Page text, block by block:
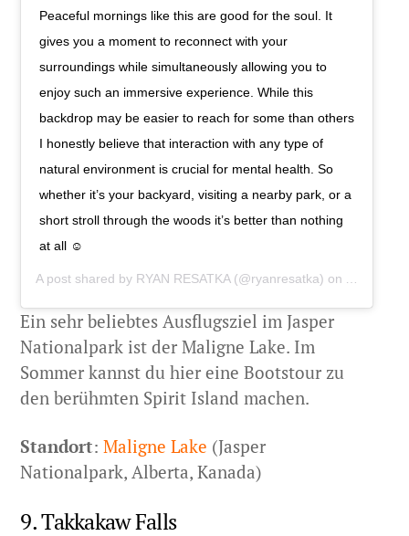
Peaceful mornings like this are good for the soul. It
gives you a moment to reconnect with your
surroundings while simultaneously allowing you to
enjoy such an immersive experience. While this
backdrop may be easier to reach for some than others
I honestly believe that interaction with any type of
natural environment is crucial for mental health. So
whether it’s your backyard, visiting a nearby park, or a
short stroll through the woods it’s better than nothing
at all ☺️
A post shared by RYAN RESATKA(@ryanresatka) on Aug 31,
Ein sehr beliebtes Ausflugsziel im Jasper
Nationalpark ist der Maligne Lake. Im
Sommer kannst du hier eine Bootstour zu
den berühmten Spirit Island machen.
Standort:Maligne Lake (Jasper
Nationalpark, Alberta, Kanada)
9. Takkakaw Falls